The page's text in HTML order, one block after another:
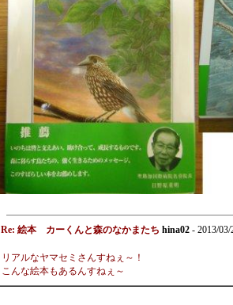
Re: 絵本 カーくんと森のなかまたち hina02 - 2013/
リアルなヤマセミさんすねぇ～！
こんな絵本もあるんすねぇ～